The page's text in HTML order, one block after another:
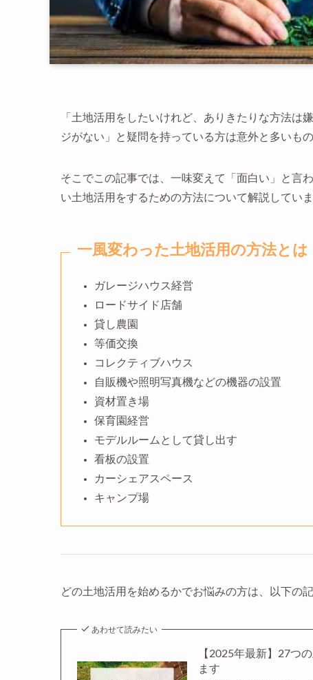
「土地活用をしたいけれど、ありきたりな方法は
ジがない」と疑問を持っている方は意外と多いもの
そこでこの記事では、一味変えて「面白い」と言
い土地活用をするための方法について解説していま
一風変わった土地活用の方法とは
ガレージハウス経営
ロードサイド店舗
貸し農園
等価交換
コレクティブハウス
自販機や照明写真機などの機器の設置
資材置き場
保育園経営
モデルルームとして貸し出す
看板の設置
カーシェアスペース
キャンプ場
どの土地活用を始めるかでお悩みの方は、以下の
あわせて読みたい
【2025年最新】27つ
ます